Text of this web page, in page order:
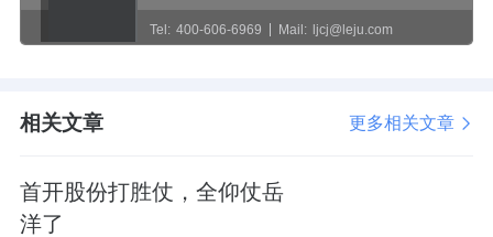
层。在龙湖观萃、天境云玺一众的新国标中，
其优势是，位于光明中心区，更靠近科学公
而龙湖观萃在公明红花山片区，天境云玺在光
Tel: 400-606-6969 Mail: ljcj@leju.com
相关文章 更多相关文章
首开股份打胜仗，全仰仗岳
洋了